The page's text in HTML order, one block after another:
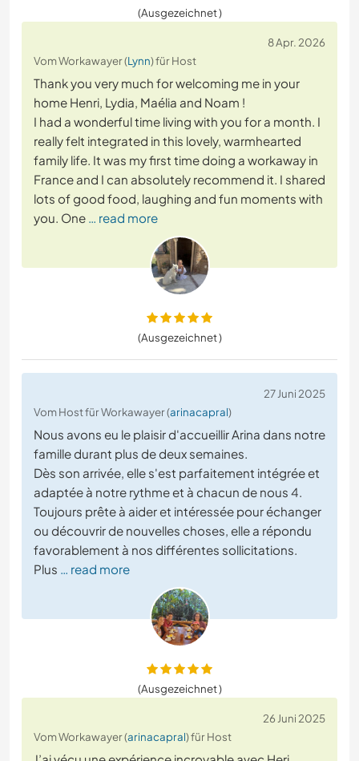
(Ausgezeichnet )
8 Apr. 2026
Vom Workawayer (Lynn) für Host
Thank you very much for welcoming me in your
home Henri, Lydia, Maélia and Noam !
I had a wonderful time living with you for a month. I
really felt integrated in this lovely, warmhearted
family life. It was my first time doing a workaway in
France and I can absolutely recommend it. I shared
lots of good food, laughing and fun moments with
you. One … read more
(Ausgezeichnet )
27 Juni 2025
Vom Host für Workawayer (arinacapral)
Nous avons eu le plaisir d'accueillir Arina dans notre
famille durant plus de deux semaines.
Dès son arrivée, elle s'est parfaitement intégrée et
adaptée à notre rythme et à chacun de nous 4.
Toujours prête à aider et intéressée pour échanger
ou découvrir de nouvelles choses, elle a répondu
favorablement à nos différentes sollicitations.
Plus … read more
(Ausgezeichnet )
26 Juni 2025
Vom Workawayer (arinacapral) für Host